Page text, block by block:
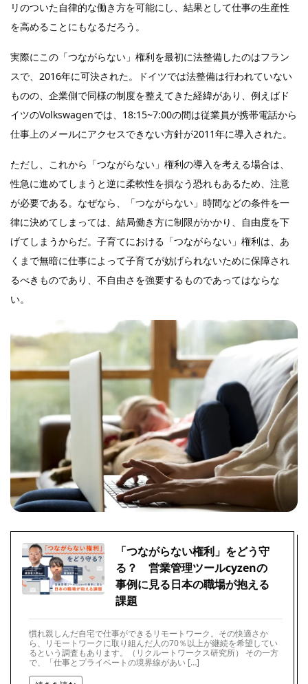
リのついた自律的な働き方を可能にし、結果として仕事の生産性
を高めることにもなるだろう。
実際にこの「つながらない」権利を最初に法整備したのはフラン
スで、2016年に可決された。ドイツでは法整備は行われていない
ものの、企業側で同様の制度を整えてきた経緯があり、例えばド
イツのVolkswagenでは、18:15~7:00の間は従業員が携帯電話から
仕事上のメールにアクセスできない方針が2011年に導入された。
ただし、これから「つながらない」権利の導入を考える場合は、
性急に進めてしまうと逆に柔軟性を損なう恐れもあるため、注意
が必要である。なぜなら、「つながらない」時間などの条件を一
律に決めてしまっては、結局働き方に制限がかかり、自由度を下
げてしまうからだ。子育てにおける「つながらない」権利は、あ
くまで無暗に仕事によって子育てが妨げられないために保障され
るべきものであり、不自由さを強要するものであってはならな
い。
「つながらない権利」をどう守
る？ 営業管理ツールcyzenの
事例に見る日本の職場が抱える
課題
慣れ親しんだ自宅で仕事ができるリモートワーク。その快適さか
ら、リモートワークに取り組んだ人の70％以上が継続を希望してい
るという調査もあります。（リクルートワークス研究所） その一方
で、「仕事とプライベートの境界線があい […]